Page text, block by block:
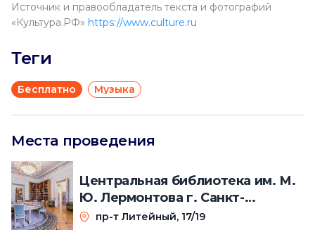
Источник и правообладатель текста и фотографий
«Культура.РФ» https://www.culture.ru
Теги
Бесплатно Музыка
Места проведения
Центральная библиотека им. М.
Ю. Лермонтова г. Санкт-
Петербурга
пр-т Литейный, 17/19